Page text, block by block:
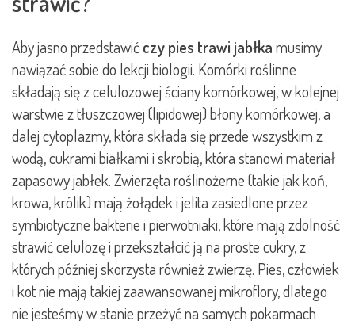
Aby jasno przedstawićczy pies trawi jabłkamusimy
nawiązać sobie do lekcji biologii. Komórki roślinne
składają się z celulozowej ściany komórkowej, w kolejnej
warstwie z tłuszczowej (lipidowej) błony komórkowej, a
dalej cytoplazmy, która składa się przede wszystkim z
wodą, cukrami białkami i skrobią, która stanowi materiał
zapasowy jabłek. Zwierzęta roślinożerne (takie jak koń,
krowa, królik) mają żołądek i jelita zasiedlone przez
symbiotyczne bakterie i pierwotniaki, które mają zdolność
strawić celulozę i przekształcić ją na proste cukry, z
których później skorzysta również zwierzę. Pies, człowiek
i kot nie mają takiej zaawansowanej mikroflory, dlatego
nie jesteśmy w stanie przeżyć na samych pokarmach